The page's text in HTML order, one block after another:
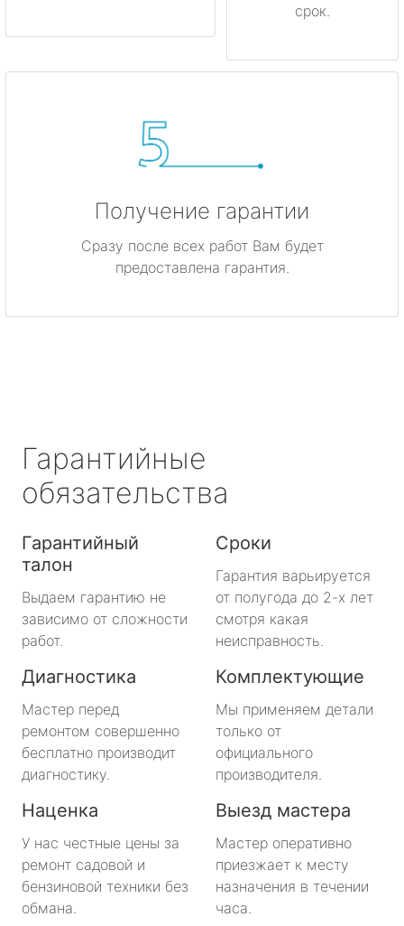
срок.
Получение гарантии
Сразу после всех работ Вам будет
предоставлена гарантия.
Гарантийные
обязательства
Гарантийный
талон
Выдаем гарантию не
зависимо от сложности
работ.
Сроки
Гарантия варьируется
от полугода до 2-х лет
смотря какая
неисправность.
Диагностика
Мастер перед
ремонтом совершенно
бесплатно производит
диагностику.
Комплектующие
Мы применяем детали
только от
официального
производителя.
Наценка
У нас честные цены за
ремонт садовой и
бензиновой техники без
обмана.
Выезд мастера
Мастер оперативно
приезжает к месту
назначения в течении
часа.